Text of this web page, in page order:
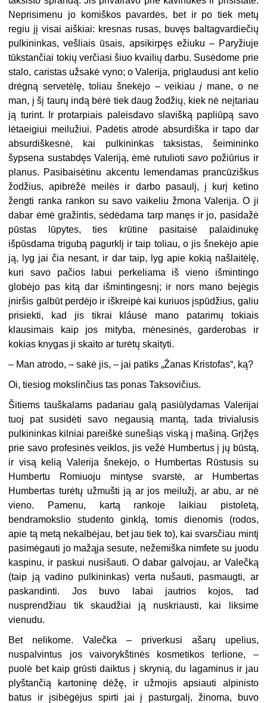
Neprisimenu jo komiškos pavardės, bet ir po tiek metų
regiu jį visai aiškiai: kresnas rusas, buvęs baltagvardiečių
pulkininkas, vešliais ūsais, apsikirpęs ežiuku – Paryžiuje
tūkstančiai tokių verčiasi šiuo kvailių darbu. Susėdome prie
stalo, caristas užsakė vyno; o Valerija, priglaudusi ant kelio
drėgną servetėlę, toliau šnekėjo – veikiauį mane, o ne
man, į šį taurų indą bėrė tiek daug žodžių, kiek nė neįtariau
ją turint. Ir protarpiais paleisdavo slavišką papliūpą savo
lėtaeigiui meilužiui. Padėtis atrodė absurdiška ir tapo dar
absurdiškesnė, kai pulkininkas taksistas, šeimininko
šypsena sustabdęs Valeriją, ėmė rutulioti savopožiūrius ir
planus. Pasibaisėtinu akcentu lemendamas prancūziškus
žodžius, apibrėžė meilės ir darbo pasaulį, į kurį ketino
žengti ranka rankon su savo vaikeliu žmona Valerija. O ji
dabar ėmė gražintis, sėdėdama tarp manęs ir jo, pasidažė
pūstas lūpytes, ties krūtine pasitaisė palaidinukę
išpūsdama trigubą pagurklį ir taip toliau, o jis šnekėjo apie
ją, lyg jai čia nesant, ir dar taip, lyg apie kokią našlaitėlę,
kuri savo pačios labui perkeliama iš vieno išmintingo
globėjo pas kitą dar išmintingesnį; ir nors mano bejėgis
įniršis galbūt perdėjo ir iškreipė kai kuriuos įspūdžius, galiu
prisiekti, kad jis tikrai kláusė mano patarimų tokiais
klausimais kaip jos mityba, mėnesinės, garderobas ir
kokias knygas ji skaito ar turėtų skaityti.
– Man atrodo, – sakė jis, – jai patiks „Žanas Kristofas“, ką?
Oi, tiesiog mokslinčius tas ponas Taksovičius.
Šitiems tauškalams padariau galą pasiūlydamas Valerijai
tuoj pat susidėti savo negausią mantą, tada trivialusis
pulkininkas kilniai pareiškė sunešiąs viską į mašiną. Grįžęs
prie savo profesinės veiklos, jis vežė Humbertus į jų būstą,
ir visą kelią Valerija šnekėjo, o Humbertas Rūstusis su
Humbertu Romiuoju mintyse svarstė, ar Humbertas
Humbertas turėtų užmušti ją ar jos meilužį, ar abu, ar nė
vieno. Pamenu, kartą rankoje laikiau pistoletą,
bendramokslio studento ginklą, tomis dienomis (rodos,
apie tą metą nekalbėjau, bet jau tiek to), kai svarsčiau mintį
pasimėgauti jo mažąja sesute, nežemiška nimfete su juodu
kaspinu, ir paskui nusišauti. O dabar galvojau, ar Valečką
(taip ją vadino pulkininkas) verta nušauti, pasmaugti, ar
paskandinti. Jos buvo labai jautrios kojos, tad
nusprendžiau tik skaudžiai ją nuskriausti, kai liksime
vienudu.
Bet nelikome. Valečka – priverkusi ašarų upelius,
nuspalvintus jos vaivorykštinės kosmetikos terlione, –
puolė bet kaip grūsti daiktus į skrynią, du lagaminus ir jau
plyštančią kartoninę dėžę, ir užmojis apsiauti alpinisto
batus ir įsibėgėjus spirti jai į pasturgalį, žinoma, buvo